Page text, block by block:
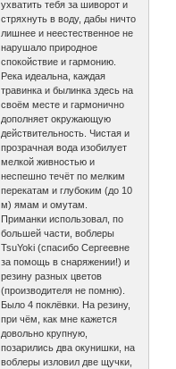
ухватить тебя за шиворот и
стряхнуть в воду, дабы ничто
лишнее и неестественное не
нарушало природное
спокойствие и гармонию.
Река идеальна, каждая
травинка и былинка здесь на
своём месте и гармонично
дополняет окружающую
действительность. Чистая и
прозрачная вода изобилует
мелкой живностью и
неспешно течёт по мелким
перекатам и глубоким (до 10
м) ямам и омутам.
Приманки использовал, по
большей части, воблеры
TsuYoki (спасибо Сергеевне
за помощь в снаряжении!) и
резину разных цветов
(производителя не помню).
Было 4 поклёвки. На резину,
при чём, как мне кажется
довольно крупную,
позарились два окунишки, на
воблеры изловил две щучки,